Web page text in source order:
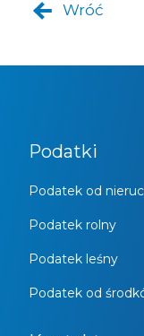
Wróć
Podatki
Podatek od
Podatek rolny
Podatek leśny
Podatek od